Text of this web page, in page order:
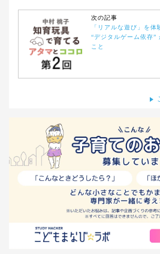
次の記事
「リアルな遊び」を
“デジタルゲーム依存”
こと